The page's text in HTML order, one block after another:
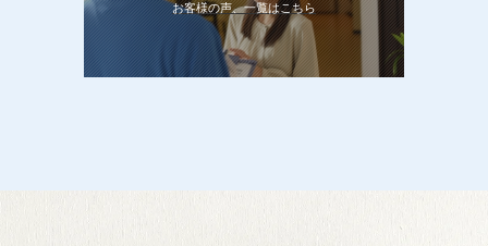
お客様の声、一覧はこちら